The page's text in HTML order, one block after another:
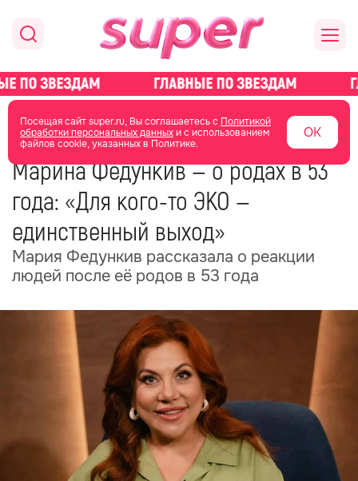
Посещая сайт super.ru, Вы соглашаетесь с Политикой
обработки персональных данныхи с использованием
файлов cookie, указанных в Политике.
ОК
главная новости о звездах новости
24 мая 18:54
Марина Федункив — о родах в 53
года: «Для кого-то ЭКО —
единственный выход»
Мария Федункив рассказала о реакции
людей после её родов в 53 года